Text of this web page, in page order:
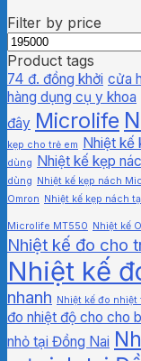
Filter by price
Min
price
Product tags
74 đ. đồng khởi cửa
hàng dụng cụ y khoa
đây Microlife
kẹp cho trẻ em Nhiệt kế
dùng Nhiệt kế kẹp
dùng Nhiệt kế kẹp nách
Omron Nhiệt kế kẹp nách
Microlife MT550 Nhiệt kế
Nhiệt kế đo cho
Nhiệt kế
nhanh Nhiệt kế đo nhiệt
đo nhiệt độ cho cho
nhỏ tại Đồng Nai